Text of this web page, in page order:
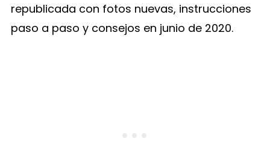
republicada con fotos nuevas, instrucciones
paso a paso y consejos en junio de 2020.